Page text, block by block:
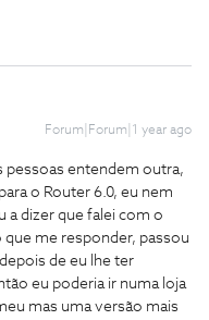
Forum|Forum|1 year ago
pessoas entendem outra,
o Router 6.0, eu nem
a dizer que falei com o
me responder, passou
de eu lhe ter
eu poderia ir numa loja
mas uma versão mais